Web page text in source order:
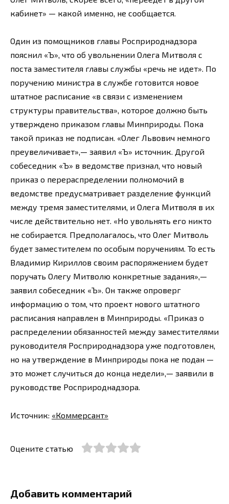
кабинет» — какой именно, не сообщается.
Один из помощников главы Росприроднадзора
пояснил «Ъ», что об увольнении Олега Митволя с
поста заместителя главы службы «речь не идет». По
поручению министра в службе готовится новое
штатное расписание «в связи с изменением
структуры правительства», которое должно быть
утверждено приказом главы Минприроды. Пока
такой приказ не подписан. «Олег Львович немного
преувеличивает»,— заявил «Ъ» источник. Другой
собеседник «Ъ» в ведомстве признал, что новый
приказ о перераспределении полномочий в
ведомстве предусматривает разделение функций
между тремя заместителями, и Олега Митволя в их
числе действительно нет. «Но увольнять его никто
не собирается. Предполагалось, что Олег Митволь
будет заместителем по особым поручениям. То есть
Владимир Кириллов своим распоряжением будет
поручать Олегу Митволю конкретные задания»,—
заявил собеседник «Ъ». Он также опроверг
информацию о том, что проект нового штатного
расписания направлен в Минприроды. «Приказ о
распределении обязанностей между заместителями
руководителя Росприроднадзора уже подготовлен,
но на утверждение в Минприроды пока не подан —
это может случиться до конца недели»,— заявили в
руководстве Росприроднадзора.
Источник: «Коммерсант»
Оцените статью
Добавить комментарий